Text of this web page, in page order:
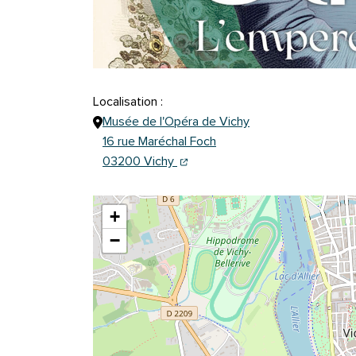
Localisation :
Musée de l'Opéra de Vichy
16 rue Maréchal Foch
03200 Vichy (ouverture dans un nouvel onglet)
(ouverture dans un nouvel
+
−